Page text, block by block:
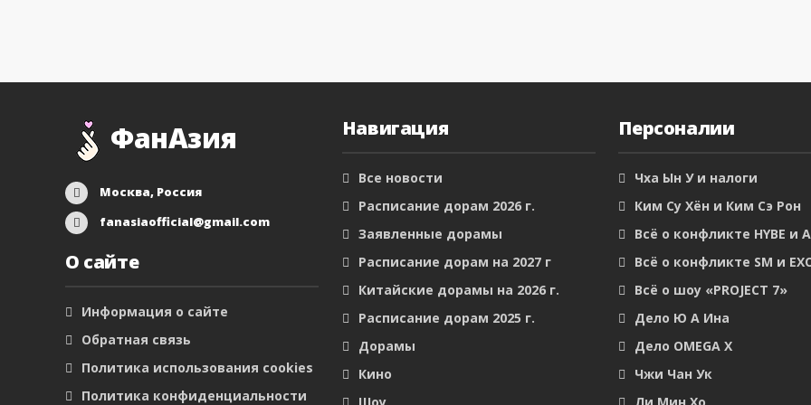
ФанАзия
Москва, Россия
fanasiaofficial@gmail.com
О сайте
Информация о сайте
Обратная связь
Политика использования cookies
Политика конфиденциальности
Навигация
Все новости
Расписание дорам 2026 г.
Заявленные дорамы
Расписание дорам на 2027 г
Китайские дорамы на 2026 г.
Расписание дорам 2025 г.
Дорамы
Кино
Персоналии
Чха Ын У и налоги
Ким Су Хён и Ким Сэ Рон
Всё о конфликте HYBE и
Всё о конфликте SM и
Всё о шоу «PROJECT 7»
Дело Ю А Ина
Дело OMEGA X
Чжи Чан Ук